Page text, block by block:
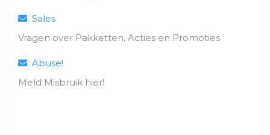
Sales
Vragen over Pakketten, Acties en Promoties
Abuse!
Meld Misbruik hier!